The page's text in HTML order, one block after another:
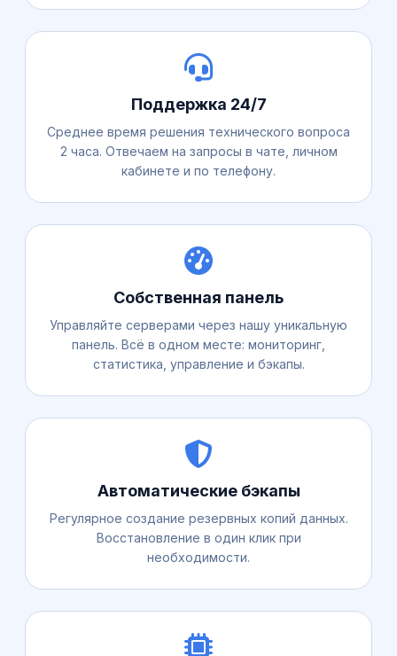
Поддержка 24/7
Среднее время решения технического вопроса
2 часа. Отвечаем на запросы в чате, личном
кабинете и по телефону.
Собственная панель
Управляйте серверами через нашу уникальную
панель. Всё в одном месте: мониторинг,
статистика, управление и бэкапы.
Автоматические бэкапы
Регулярное создание резервных копий данных.
Восстановление в один клик при
необходимости.